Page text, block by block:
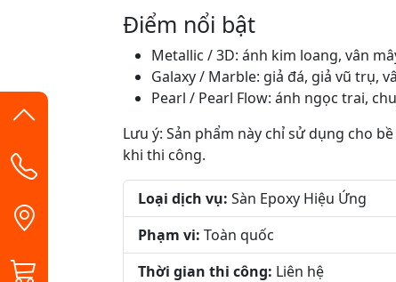
Điểm nổi bật
Metallic / 3D: ánh kim loang, vân
Galaxy / Marble: giả đá, giả vũ trụ,
Pearl / Pearl Flow: ánh ngọc trai,
Lưu ý: Sản phẩm này chỉ sử dụng cho
khi thi công.
Loại dịch vụ: Sàn Epoxy Hiệu Ứng
Phạm vi: Toàn quốc
Thời gian thi công: Liên hệ